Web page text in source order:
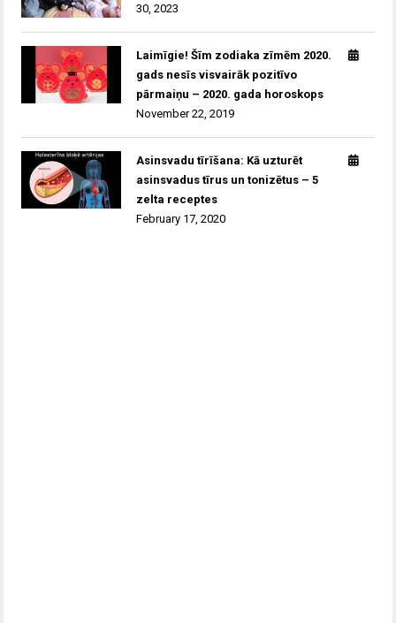
30, 2023
Laimīgie! Šīm zodiaka zīmēm 2020.
gads nesīs visvairāk pozitīvo
pārmaiņu – 2020. gada horoskops
November 22, 2019
Asinsvadu tīrīšana: Kā uzturēt
asinsvadus tīrus un tonizētus – 5
zelta receptes
February 17, 2020